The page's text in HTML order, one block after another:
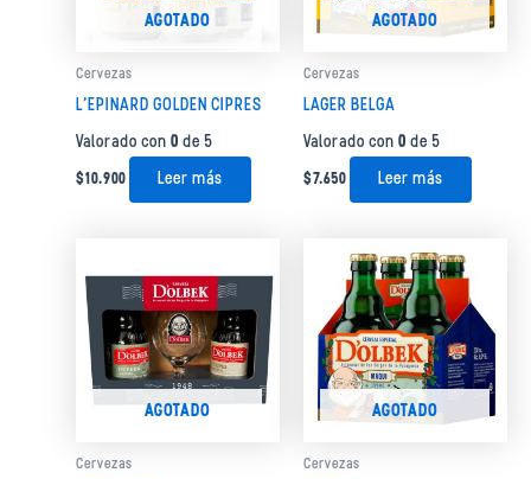
AGOTADO
Cervezas
L’EPINARD GOLDEN CIPRES
Valorado con 0 de 5
$10.900 Leer más
AGOTADO
Cervezas
LAGER BELGA
Valorado con 0 de 5
$7.650 Leer más
AGOTADO
Cervezas
AGOTADO
Cervezas